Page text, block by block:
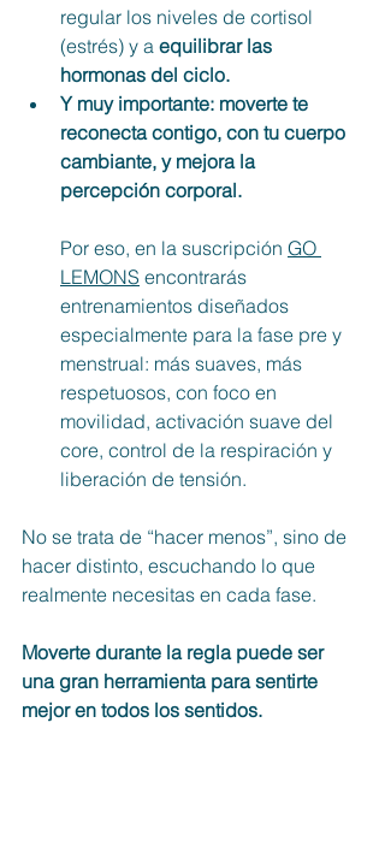
regular los niveles de cortisol
(estrés) y a equilibrar las
hormonas del ciclo.
Y muy importante: moverte te
reconecta contigo, con tu cuerpo
cambiante, y mejora la
percepción corporal.
Por eso, en la suscripción GO
LEMONS encontrarás
entrenamientos diseñados
especialmente para la fase pre y
menstrual: más suaves, más
respetuosos, con foco en
movilidad, activación suave del
core, control de la respiración y
liberación de tensión.
No se trata de “hacer menos”, sino de
hacer distinto, escuchando lo que
realmente necesitas en cada fase.
Moverte durante la regla puede ser
una gran herramienta para sentirte
mejor en todos los sentidos.